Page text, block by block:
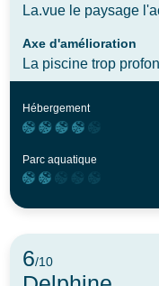
La.vue le paysage
Axe d'amélioration
La piscine trop
Hébergement
Parc aquatique
6/10